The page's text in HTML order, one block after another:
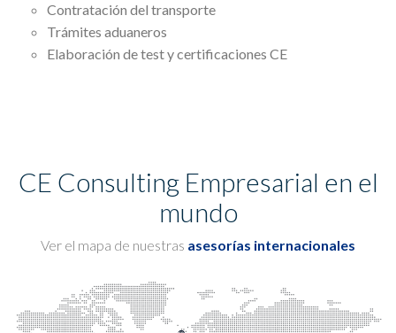
Contratación del transporte
Trámites aduaneros
Elaboración de test y certificaciones CE
CE Consulting Empresarial en el
mundo
Ver el mapa de nuestras asesorías internacionales